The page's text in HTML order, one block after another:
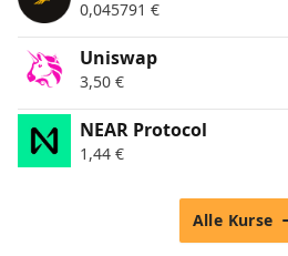
0,045791 €
Uniswap
3,50 €
NEAR Protocol
1,44 €
Alle Kurse